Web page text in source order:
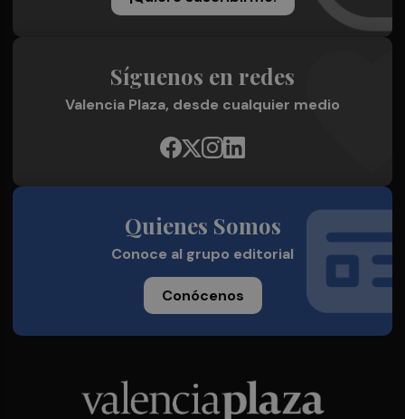
Síguenos en redes
Valencia Plaza, desde cualquier medio
Quienes Somos
Conoce al grupo editorial
Conócenos